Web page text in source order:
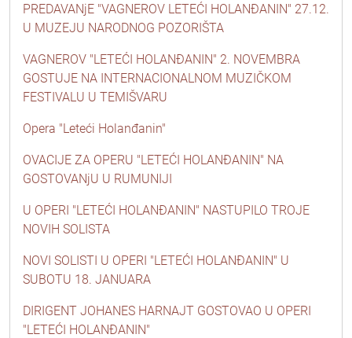
PREDAVANjE "VAGNEROV LETEĆI HOLANĐANIN" 27.12.
U MUZEJU NARODNOG POZORIŠTA
VAGNEROV "LETEĆI HOLANĐANIN" 2. NOVEMBRA
GOSTUJE NA INTERNACIONALNOM MUZIČKOM
FESTIVALU U TEMIŠVARU
Opera "Leteći Holanđanin"
OVACIJE ZA OPERU "LETEĆI HOLANĐANIN" NA
GOSTOVANjU U RUMUNIJI
U OPERI "LETEĆI HOLANĐANIN" NASTUPILO TROJE
NOVIH SOLISTA
NOVI SOLISTI U OPERI "LETEĆI HOLANĐANIN" U
SUBOTU 18. JANUARA
DIRIGENT JOHANES HARNAJT GOSTOVAO U OPERI
"LETEĆI HOLANĐANIN"